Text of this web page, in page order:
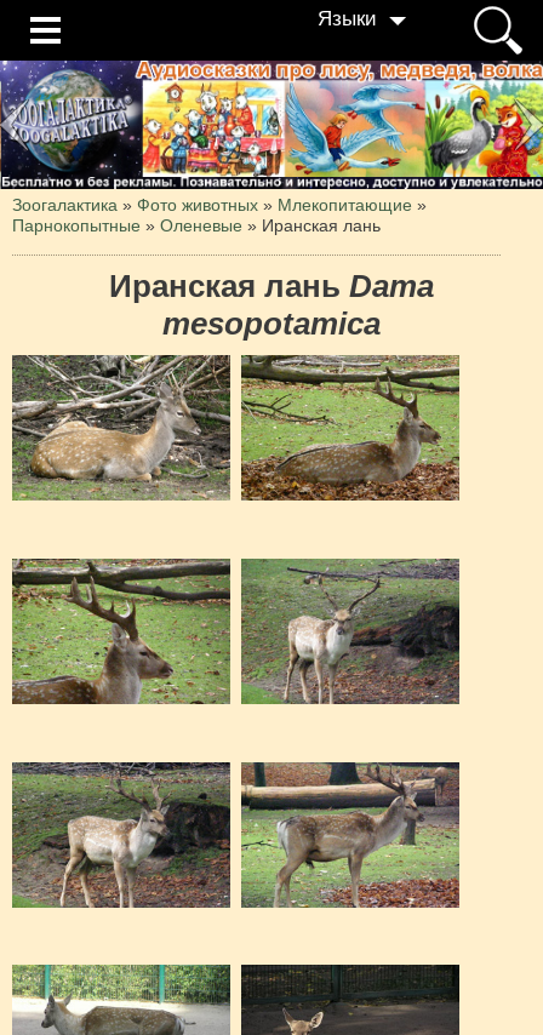
Языки
Зоогалактика » Фото животных » Млекопитающие »
Парнокопытные » Оленевые » Иранская лань
Иранская лань Dama
mesopotamica